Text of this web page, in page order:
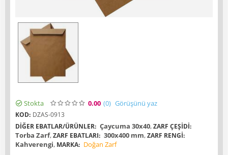
Stokta 0.00 (0) Görüşünü yaz
KOD: DZAS-0913
DIĞER EBATLAR/ÜRÜNLER: Çaycuma 30x40,ZARF ÇEŞIDI:
Torba Zarf,ZARF EBATLARI: 300x400 mm,ZARF RENGI:
Kahverengi, MARKA: Doğan Zarf